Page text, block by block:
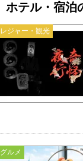
ホテル・宿泊
レジャー・観光
グルメ